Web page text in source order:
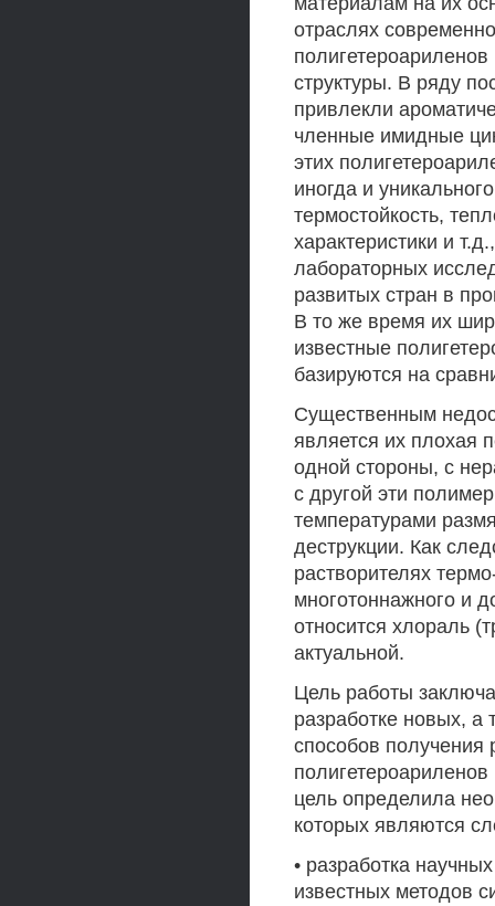
отраслях
структуры. В ряду
привлекли
членные имидные
этих
иногда и
термостойкость,
характеристики и
лабораторных
развитых стран в
В то же время их
известные
базируются на
Существенным
является их плохая
одной стороны, с
с другой эти
температурами
деструкции. Как
растворителях
многотоннажного и
относится хлораль
актуальной.
Цель работы
разработке новых,
способов получения
цель определила
которых являются
• разработка
известных методов